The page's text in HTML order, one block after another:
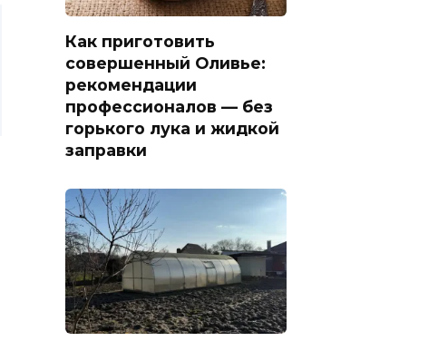
Как приготовить
совершенный Оливье:
рекомендации
профессионалов — без
горького лука и жидкой
заправки